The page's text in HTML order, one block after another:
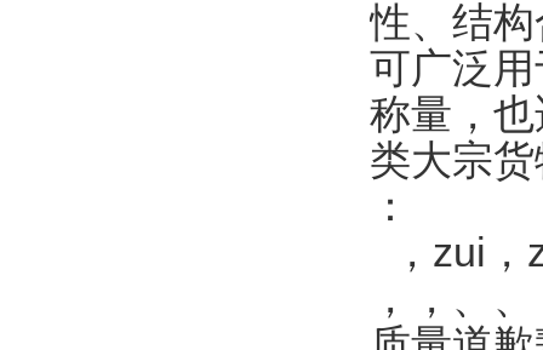
性、结
可广泛
称量，
类大宗
：
，zui
，，、